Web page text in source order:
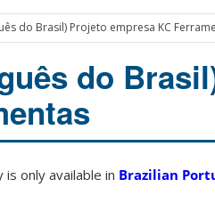
do Brasil) Projeto empresa KC
do
only available in Brazilian